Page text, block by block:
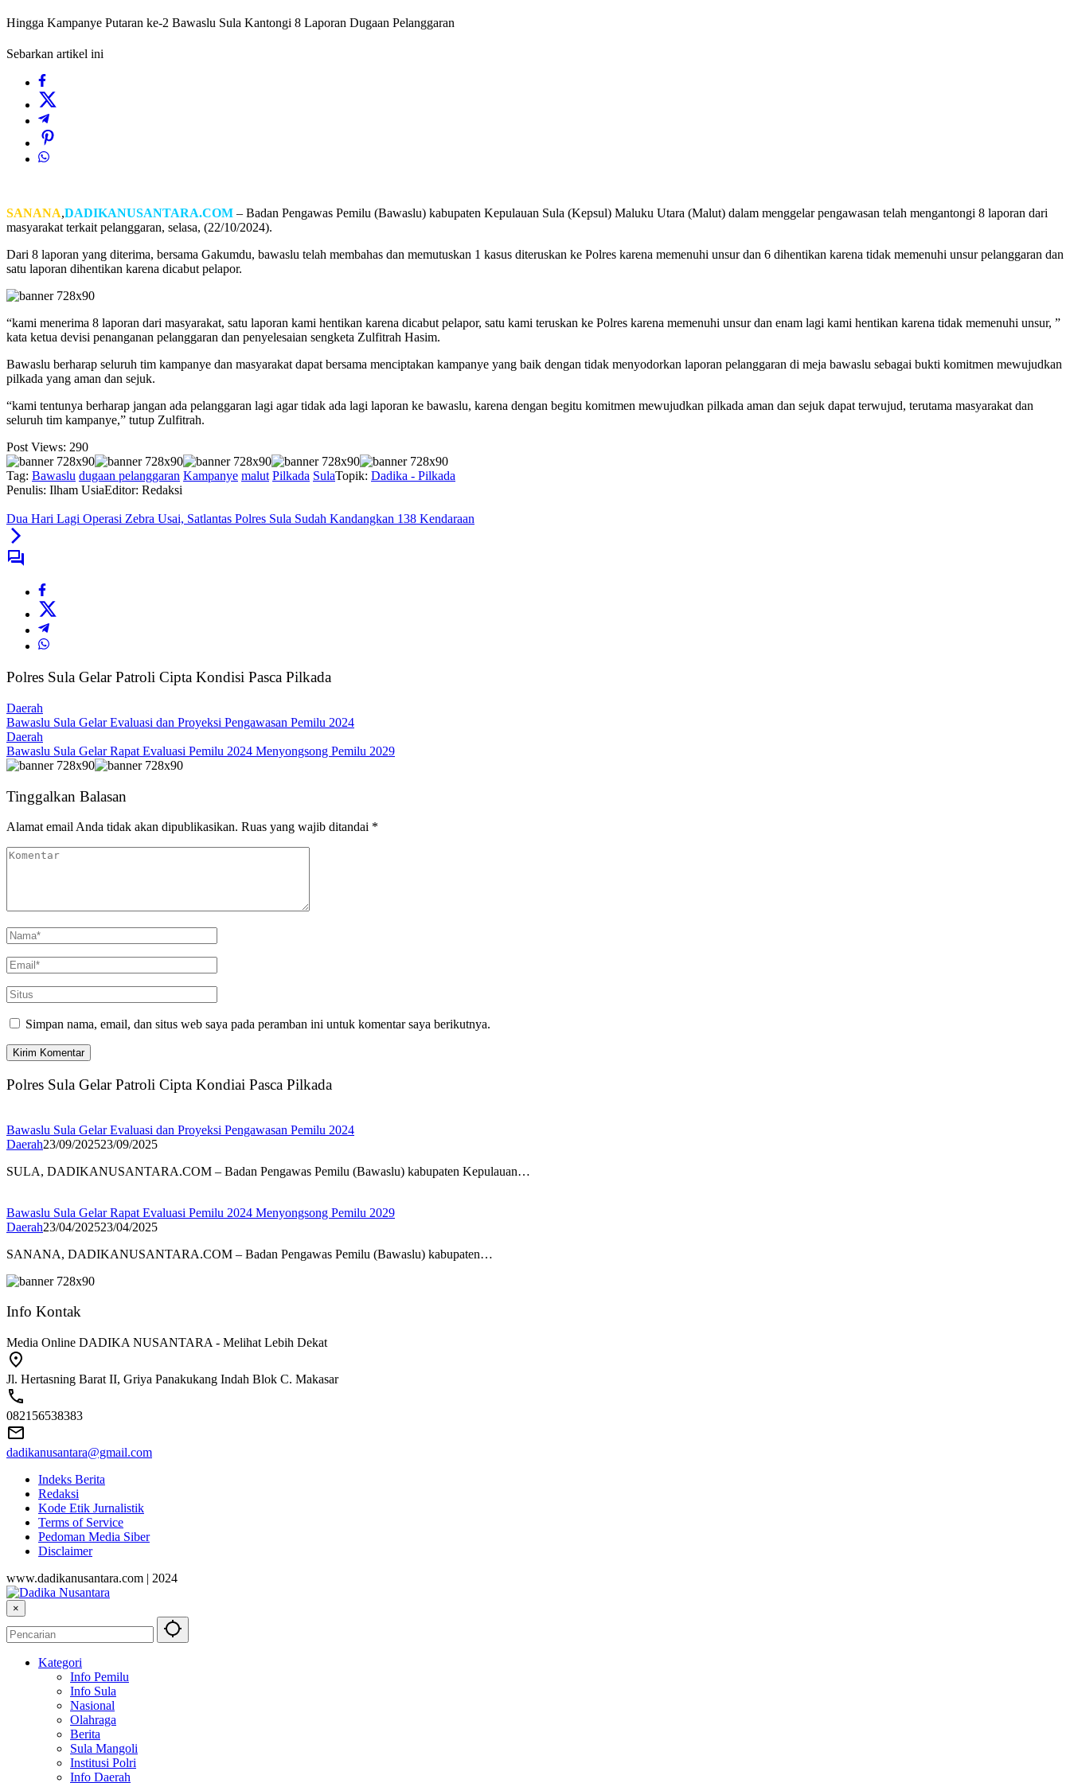
Hingga Kampanye Putaran ke-2 Bawaslu Sula Kantongi 8 Laporan Dugaan Pelanggaran
Sebarkan artikel ini
SANANA,DADIKANUSANTARA.COM – Badan Pengawas Pemilu (Bawaslu) kabupaten Kepulauan Sula (Kepsul) Maluku Utara (Malut) dalam menggelar pengawasan telah mengantongi 8 laporan dari
masyarakat terkait pelanggaran, selasa, (22/10/2024).
Dari 8 laporan yang diterima, bersama Gakumdu, bawaslu telah membahas dan memutuskan 1 kasus diteruskan ke Polres karena memenuhi unsur dan 6 dihentikan karena tidak memenuhi unsur pelanggaran dan
satu laporan dihentikan karena dicabut pelapor.
“kami menerima 8 laporan dari masyarakat, satu laporan kami hentikan karena dicabut pelapor, satu kami teruskan ke Polres karena memenuhi unsur dan enam lagi kami hentikan karena tidak memenuhi unsur, ”
kata ketua devisi penanganan pelanggaran dan penyelesaian sengketa Zulfitrah Hasim.
Bawaslu berharap seluruh tim kampanye dan masyarakat dapat bersama menciptakan kampanye yang baik dengan tidak menyodorkan laporan pelanggaran di meja bawaslu sebagai bukti komitmen mewujudkan
pilkada yang aman dan sejuk.
“kami tentunya berharap jangan ada pelanggaran lagi agar tidak ada lagi laporan ke bawaslu, karena dengan begitu komitmen mewujudkan pilkada aman dan sejuk dapat terwujud, terutama masyarakat dan
seluruh tim kampanye,” tutup Zulfitrah.
Post Views: 290
Tag: Bawaslu dugaan pelanggaran Kampanye malut Pilkada SulaTopik: Dadika - Pilkada
Penulis: Ilham UsiaEditor: Redaksi
Dua Hari Lagi Operasi Zebra Usai, Satlantas Polres Sula Sudah Kandangkan 138 Kendaraan
Polres Sula Gelar Patroli Cipta Kondisi Pasca Pilkada
Daerah
Bawaslu Sula Gelar Evaluasi dan Proyeksi Pengawasan Pemilu 2024
Daerah
Bawaslu Sula Gelar Rapat Evaluasi Pemilu 2024 Menyongsong Pemilu 2029
Tinggalkan Balasan
Alamat email Anda tidak akan dipublikasikan. Ruas yang wajib ditandai *
Simpan nama, email, dan situs web saya pada peramban ini untuk komentar saya berikutnya.
Polres Sula Gelar Patroli Cipta Kondiai Pasca Pilkada
Bawaslu Sula Gelar Evaluasi dan Proyeksi Pengawasan Pemilu 2024
Daerah23/09/202523/09/2025
SULA, DADIKANUSANTARA.COM – Badan Pengawas Pemilu (Bawaslu) kabupaten Kepulauan…
Bawaslu Sula Gelar Rapat Evaluasi Pemilu 2024 Menyongsong Pemilu 2029
Daerah23/04/202523/04/2025
SANANA, DADIKANUSANTARA.COM – Badan Pengawas Pemilu (Bawaslu) kabupaten…
Info Kontak
Media Online DADIKA NUSANTARA - Melihat Lebih Dekat
Jl. Hertasning Barat II, Griya Panakukang Indah Blok C. Makasar
082156538383
dadikanusantara@gmail.com
Indeks Berita
Redaksi
Kode Etik Jurnalistik
Terms of Service
Pedoman Media Siber
Disclaimer
www.dadikanusantara.com | 2024
×
Kategori
Info Pemilu
Info Sula
Nasional
Olahraga
Berita
Sula Mangoli
Institusi Polri
Info Daerah